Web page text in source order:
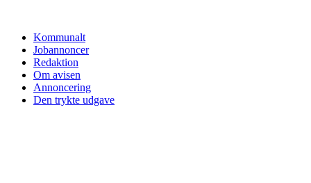
Kommunalt
Jobannoncer
Redaktion
Om avisen
Annoncering
Den trykte udgave